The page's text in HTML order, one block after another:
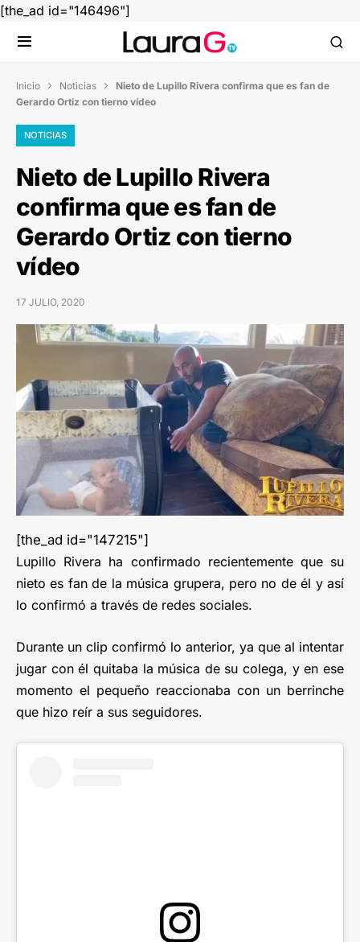
[the_ad id="146496"]
Inicio  Noticias  Nieto de Lupillo Rivera confirma que es fan de
Gerardo Ortiz con tierno vídeo
NOTICIAS
Nieto de Lupillo Rivera
confirma que es fan de
Gerardo Ortiz con tierno
vídeo
17 JULIO, 2020
[the_ad id="147215"]
Lupillo Rivera ha confirmado recientemente que su
nieto es fan de la música grupera, pero no de él y así
lo confirmó a través de redes sociales.
Durante un clip confirmó lo anterior, ya que al intentar
jugar con él quitaba la música de su colega, y en ese
momento el pequeño reaccionaba con un berrinche
que hizo reír a sus seguidores.